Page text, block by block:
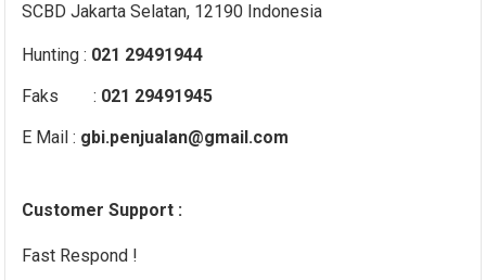
SCBD Jakarta Selatan, 12190 Indonesia
Hunting : 021 29491944
Faks : 021 29491945
E Mail : gbi.penjualan@gmail.com
Customer Support :
Fast Respond !